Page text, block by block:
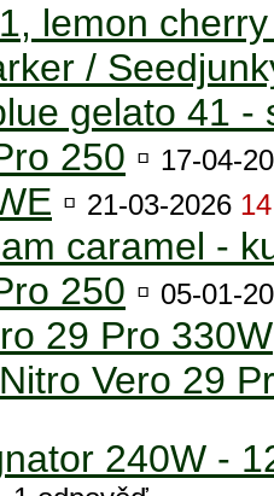
lemon
/
gelato 41
250 ▫ 17-04-
▫ 21-03-2026
caramel -
250 ▫ 05-01-
29 Pro 330W
Vero 29
240W -